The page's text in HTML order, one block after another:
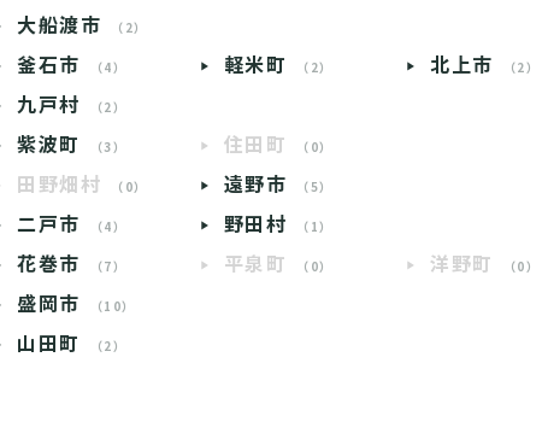
大船渡市 （2）
釜石市 （4） 軽米町 （2） 北上市 （2）
九戸村 （2）
紫波町 （3） 住田町 （0）
田野畑村 （0） 遠野市 （5）
二戸市 （4） 野田村 （1）
花巻市 （7） 平泉町 （0） 洋野町 （0）
盛岡市 （10）
山田町 （2）